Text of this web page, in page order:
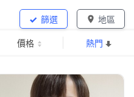
地區
篩選
價格 熱門